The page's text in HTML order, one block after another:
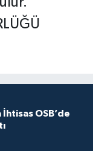
İhtisas OSB’de